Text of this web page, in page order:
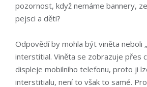
pozornost, když nemáme bannery,
pejsci a děti?
Odpovědí by mohla být viněta neboli
interstitial. Viněta se zobrazuje přes
displeje mobilního telefonu, proto ji
interstitialu, není to však to samé.